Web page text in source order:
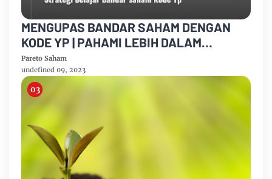
MENGUPAS BANDAR SAHAM DENGAN
KODE YP | PAHAMI LEBIH DALAM
STRATEGI dan PERAN MEREKA DI DUNIA
PASAR SAHAM INDONESIA
Pareto Saham
undefined 09, 2023